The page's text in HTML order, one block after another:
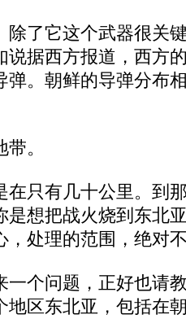
了它这个武器很关
说据西方报道，西方
弹。朝鲜的导弹分布
。
只有几十公里。到
是想把战火烧到东北
，处理的范围，绝对
个问题，正好也请
地区东北亚，包括在